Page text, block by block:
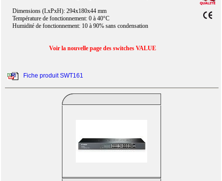
Dimensions (LxPxH): 294x180x44 mm
Température de fonctionnement: 0 à 40°C
Humidité de fonctionnement: 10 à 90% sans condensation
Voir la nouvelle page des switches VALUE
Fiche produit SWT161